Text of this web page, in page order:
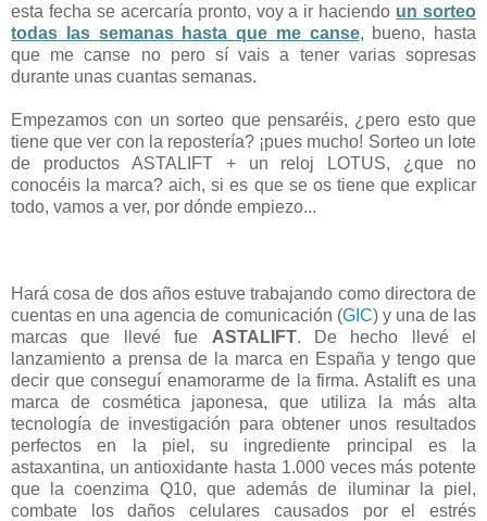
esta fecha se acercaría pronto, voy a ir haciendo un sorteo
todas las semanas hasta que me canse, bueno, hasta
que me canse no pero sí vais a tener varias sopresas
durante unas cuantas semanas.
Empezamos con un sorteo que pensaréis, ¿pero esto que
tiene que ver con la repostería? ¡pues mucho! Sorteo un lote
de productos ASTALIFT + un reloj LOTUS, ¿que no
conocéis la marca? aich, si es que se os tiene que explicar
todo, vamos a ver, por dónde empiezo...
Hará cosa de dos años estuve trabajando como directora de
cuentas en una agencia de comunicación (GIC) y una de las
marcas que llevé fue ASTALIFT. De hecho llevé el
lanzamiento a prensa de la marca en España y tengo que
decir que conseguí enamorarme de la firma. Astalift es una
marca de cosmética japonesa, que utiliza la más alta
tecnología de investigación para obtener unos resultados
perfectos en la piel, su ingrediente principal es la
astaxantina, un antioxidante hasta 1.000 veces más potente
que la coenzima Q10, que además de iluminar la piel,
combate los daños celulares causados por el estrés